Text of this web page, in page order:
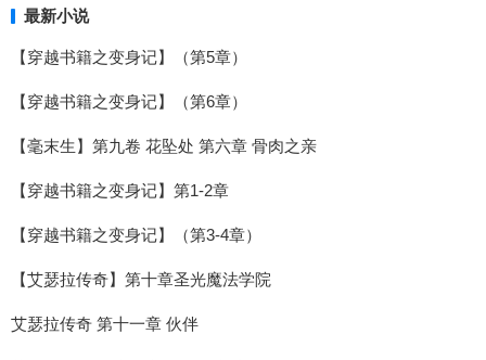
最新小说
【穿越书籍之变身记】（第5章）
【穿越书籍之变身记】（第6章）
【毫末生】第九卷 花坠处 第六章 骨肉之亲
【穿越书籍之变身记】第1-2章
【穿越书籍之变身记】（第3-4章）
【艾瑟拉传奇】第十章圣光魔法学院
艾瑟拉传奇 第十一章 伙伴